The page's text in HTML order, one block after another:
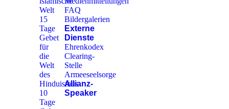
Welt
15
Tage
Gebet
für
die
Welt
des
Hinduismus
10
Tage
FAQ
Bildergalerien
Externe
Dienste
Ehrenkodex
Clearing-
Stelle
Armeeseelsorge
Allianz-
Speaker